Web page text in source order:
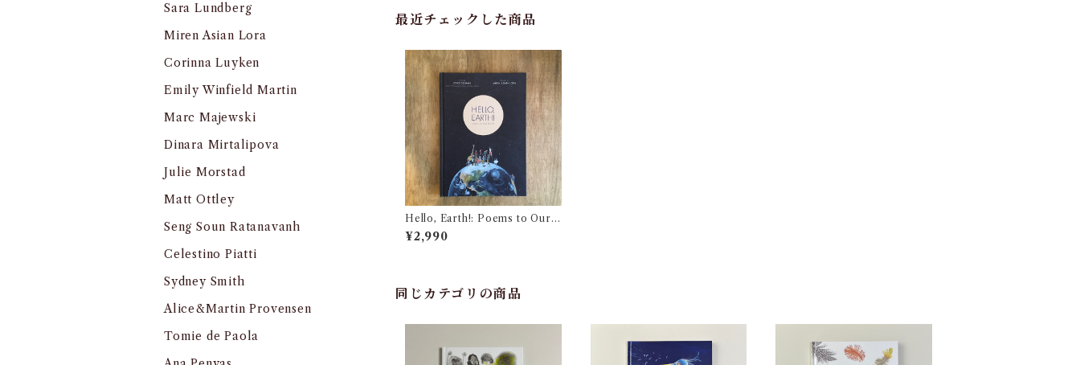
最近チェックした商品
Hello, Earth!: Poems to Our
Planet
¥2,990
同じカテゴリの商品
Sara Lundberg
Miren Asian Lora
Corinna Luyken
Emily Winfield Martin
Marc Majewski
Dinara Mirtalipova
Julie Morstad
Matt Ottley
Seng Soun Ratanavanh
Celestino Piatti
Sydney Smith
Alice&Martin Provensen
Tomie de Paola